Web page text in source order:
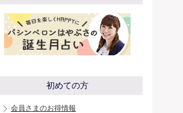
初めての方
会員さまのお得情報